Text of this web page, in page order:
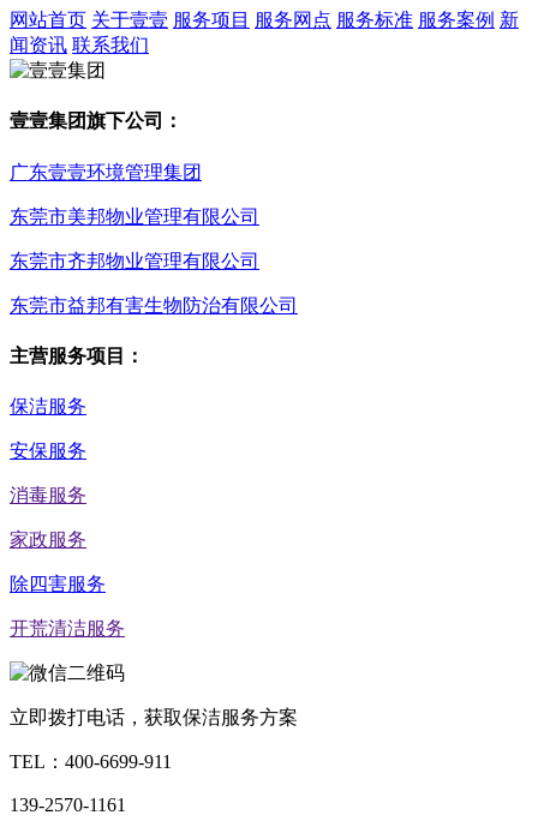
网站首页 关于壹壹 服务项目 服务网点 服务标准 服务案例 新
闻资讯 联系我们
壹壹集团旗下公司：
广东壹壹环境管理集团
东莞市美邦物业管理有限公司
东莞市齐邦物业管理有限公司
东莞市益邦有害生物防治有限公司
主营服务项目：
保洁服务
安保服务
消毒服务
家政服务
除四害服务
开荒清洁服务
立即拨打电话，获取保洁服务方案
TEL： 400-6699-911
139-2570-1161